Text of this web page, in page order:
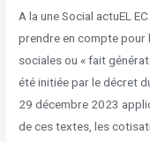
A la une Social actuEL
prendre en compte
sociales ou « fait
été initiée par le décret
29 décembre 2023
de ces textes, les